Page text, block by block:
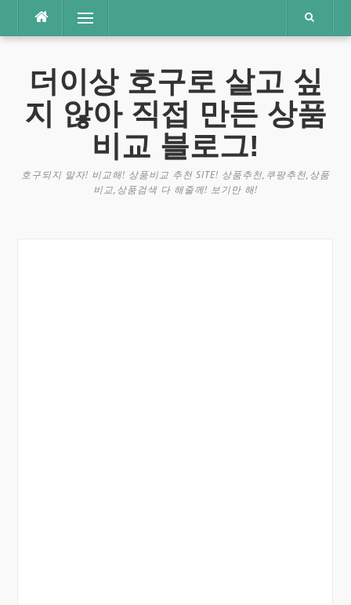
츠
메뉴
더이상 호구로 살고 싶
지 않아 직접 만든 상품
비교 블로그!
호구되지 말자! 비교해! 상품비교 추천 SITE! 상품추천,쿠팡추천,상품
비교,상품검색 다 해줄께! 보기만 해!